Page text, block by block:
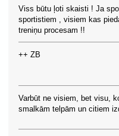
Viss būtu ļoti skaisti ! Ja
sportistiem , visiem kas
treniņu procesam !!
++ ZB
Varbūt ne visiem, bet visu,
smalkām telpām un citiem